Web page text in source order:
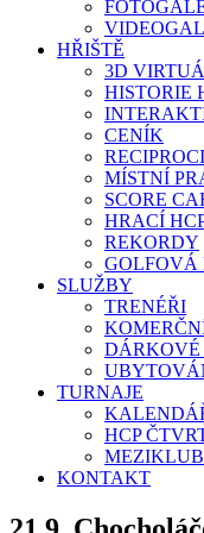
HŘIŠTĚ
3D
HISTORIE
CENÍK
MÍSTNÍ
SCORE
HRACÍ
REKORDY
GOLFOVÁ
SLUŽBY
TRENÉŘI
TURNAJE
HCP
KONTAKT